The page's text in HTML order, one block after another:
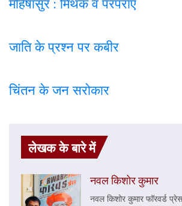
महिषासुर : मिथक व परंपराए
जाति के प्रश्न पर कबीर
चिंतन के जन सरोकार
लेखक के बारे में
नवल किशोर कुमार
नवल किशोर कुमार फॉरवर्ड